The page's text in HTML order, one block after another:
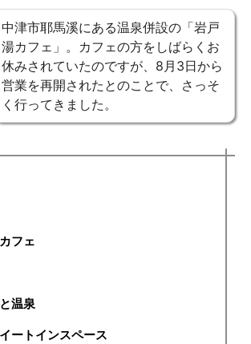
中津市耶馬溪にある温泉併設の「岩戸
湯カフェ」。カフェの方をしばらくお
休みされていたのですが、8月3日から
営業を再開されたとのことで、さっそ
く行ってきました。
フェ
温泉
ートインスペース